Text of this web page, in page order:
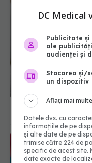
Limitările terapiei
oncologice și
24 apr 2026, 18:25
DC Medical
Publicitate și
ale
audienței și
Stocarea și/
un dispozitiv
Aflați mai multe
Datele dvs. cu
informațiile de pe
și alte date de pe
trimise către 224 de
specific de acest site.
date exacte de